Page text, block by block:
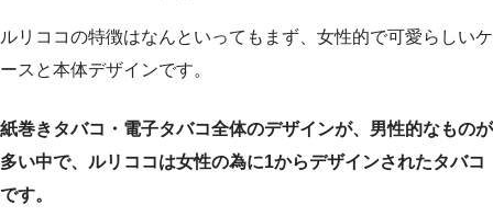
ルリココの特徴はなんといってもまず、女性的で可愛らしいケ
ースと本体デザインです。
紙巻きタバコ・電子タバコ全体のデザインが、男性的なものが
多い中で、ルリココは女性の為に1からデザインされたタバコ
です。